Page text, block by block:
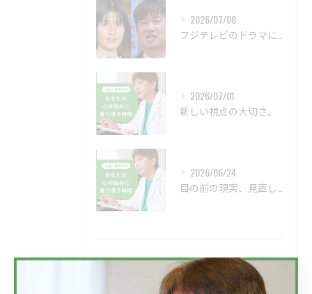
2026/07/08
フジテレビのドラマにおいて、ハラスメントのニュースが話題です...
2026/07/01
新しい視点の大切さ。
2026/06/24
目の前の現実、見直してみませんか？
Tags